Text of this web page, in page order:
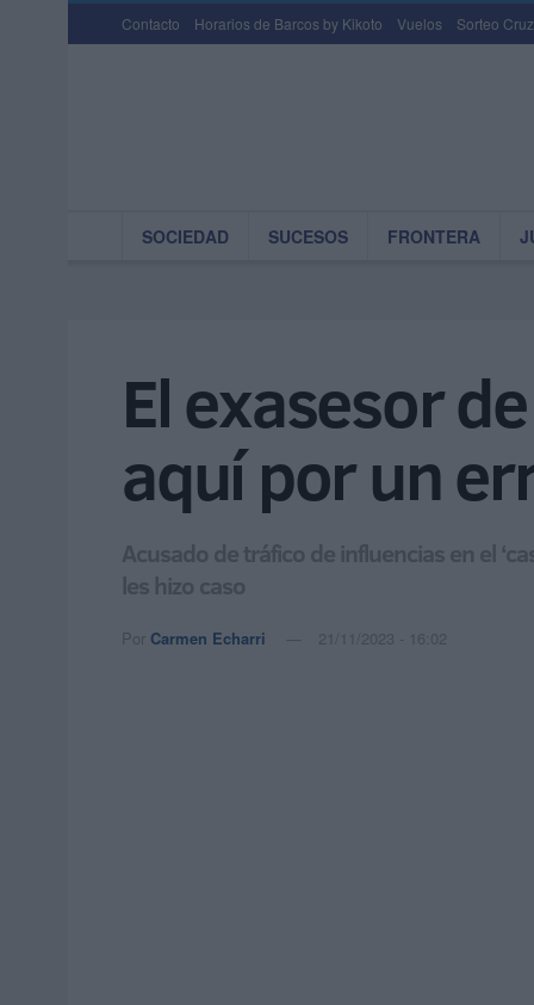
Contacto Horarios de Barcos by Kikoto Vuelos Sorteo
SOCIEDAD SUCESOS FRONTERA
El exasesor
aquí por un
Acusado de tráfico de influencias en el
les hizo caso
Por Carmen Echarri 21/11/2023 - 16:02